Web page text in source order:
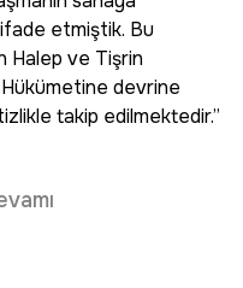
ifade etmiştik. Bu
Halep ve Tişrin
Hükümetine devrine
takip edilmektedir.”